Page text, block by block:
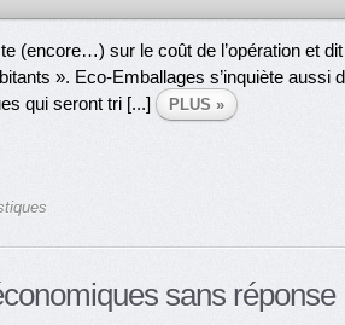
(encore…) sur le coût de l’opération et
». Eco-Emballages s’inquiète aussi
qui seront tri [...]
PLUS »
sans réponse